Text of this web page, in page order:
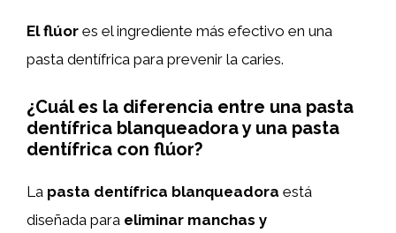
El flúor es el ingrediente más efectivo en una
pasta dentífrica para prevenir la caries.
¿Cuál es la diferencia entre una pasta
dentífrica blanqueadora y una pasta
dentífrica con flúor?
La pasta dentífrica blanqueadora está
diseñada para eliminar manchas y